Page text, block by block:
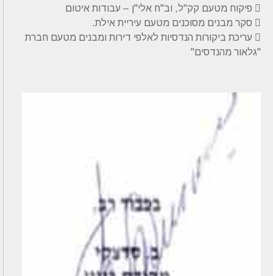
 פיקוח מטעם קק"ל, וב"ח אלי"ן – עבודות איטום
 סקר מבנים מסוכנים מטעם עיריית אילת.
 עריכת ביקורות הנדסיות לאלפי דירות ומבנים מטעם חברת
"גלאור מהנדסים"